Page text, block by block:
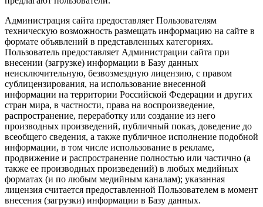
Администрация сайта предоставляет Пользователям
техническую возможность размещать информацию на сайте в
формате объявлений в представленных категориях.
Пользователь предоставляет Администрации сайта при
внесении (загрузке) информации в Базу данных
неисключительную, безвозмездную лицензию, с правом
сублицензирования, на использование внесенной
информации на территории Российской Федерации и других
стран мира, в частности, права на воспроизведение,
распространение, переработку или создание из него
производных произведений, публичный показ, доведение до
всеобщего сведения, а также публичное исполнение подобной
информации, в том числе использование в рекламе,
продвижение и распространение полностью или частично (а
также ее производных произведений) в любых медийных
форматах (и по любым медийным каналам); указанная
лицензия считается предоставленной Пользователем в момент
внесения (загрузки) информации в Базу данных.